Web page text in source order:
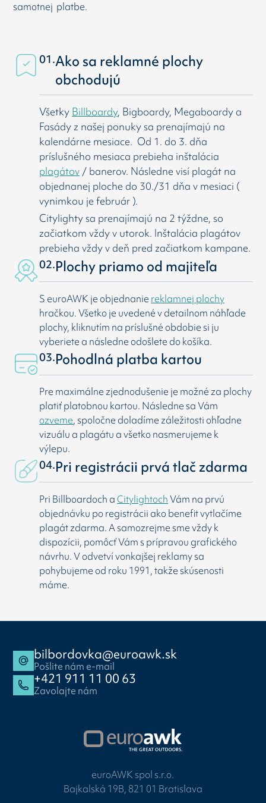
samotnej platbe.
01.Ako sa reklamné plochy
obchodujú
Všetky Billboardy, Bigboardy, Megaboardy a
Fasády z našej ponuky sa prenajímajú na
kalendárne mesiace. Od 1. do 3. dňa
príslušného mesiaca prebieha inštalácia
plagátov / banerov. Následne visí plagát na
objednanej ploche do 30./31 dňa v mesiaci (
vynimkou je február ).
Citylighty sa prenajímajú na 2 týždne, so
začiatkom vždy v utorok. Inštalácia plagátov
prebieha vždy v deň pred začiatkom kampane.
02.Plochy priamo od majiteľa
S euroAWK je objednanie reklamnej plochy
hračkou. Všetko je uvedené v detailnom náhľade
plochy, kliknutím na príslušné obdobie si ju
vyberiete a následne odošlete do košíka.
03.Pohodlná platba kartou
Pre maximálne zjednodušenie je možné za plochy
platiť platobnou kartou. Následne sa Vám
ozveme, spoločne doladíme záležitosti ohľadne
vizuálu a plagátu a všetko nasmerujeme k
výlepu.
04.Pri registrácii prvá tlač zdarma
Pri Billboardoch aCitylightochVám na prvú
objednávku po registrácii ako benefit vytlačíme
plagát zdarma. A samozrejme sme vždy k
dispozícii, pomôcť Vám s prípravou grafického
návrhu. V odvetví vonkajšej reklamy sa
pohybujeme od roku 1991, takže skúsenosti
máme.
bilbordovka@euroawk.sk
Pošlite nám e-mail
+421 911 11 00 63
Zavolajte nám
euroAWK spol s.r.o.
Bajkalská 19B, 821 01 Bratislava